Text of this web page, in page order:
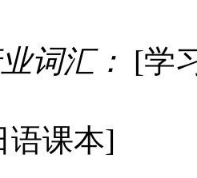
词汇： [学
语课本]